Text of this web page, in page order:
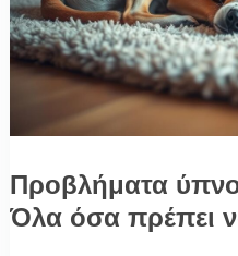
Προβλήματα
Όλα όσα πρέπει